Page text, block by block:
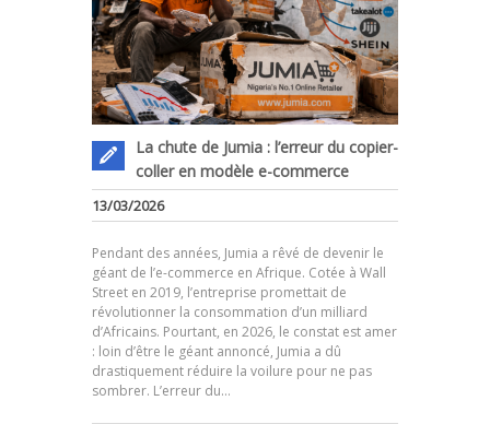
La chute de Jumia : l’erreur du copier-
coller en modèle e-commerce
13/03/2026
Pendant des années, Jumia a rêvé de devenir le
géant de l’e-commerce en Afrique. Cotée à Wall
Street en 2019, l’entreprise promettait de
révolutionner la consommation d’un milliard
d’Africains. Pourtant, en 2026, le constat est amer
: loin d’être le géant annoncé, Jumia a dû
drastiquement réduire la voilure pour ne pas
sombrer. L’erreur du…